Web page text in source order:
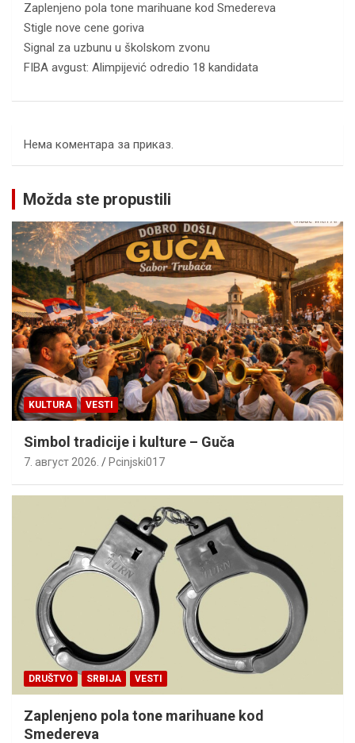
Zaplenjeno pola tone marihuane kod Smedereva
Stigle nove cene goriva
Signal za uzbunu u školskom zvonu
FIBA avgust: Alimpijević odredio 18 kandidata
Нема коментара за приказ.
Možda ste propustili
KULTURA VESTI
Simbol tradicije i kulture – Guča
7. август 2026. Pcinjski017
DRUŠTVO SRBIJA VESTI
Zaplenjeno pola tone marihuane kod
Smedereva